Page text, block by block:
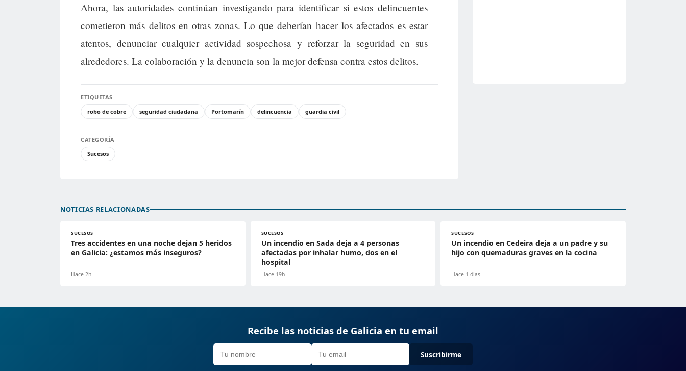
Ahora, las autoridades continúan investigando para identificar si estos delincuentes
cometieron más delitos en otras zonas. Lo que deberían hacer los afectados es estar
atentos, denunciar cualquier actividad sospechosa y reforzar la seguridad en sus
alrededores. La colaboración y la denuncia son la mejor defensa contra estos delitos.
ETIQUETAS
robo de cobre
seguridad ciudadana Portomarín delincuencia guardia civil
CATEGORÍA
Sucesos
NOTICIAS RELACIONADAS
SUCESOS
Tres accidentes en una noche dejan 5 heridos
en Galicia: ¿estamos más inseguros?
Hace 2h
SUCESOS
Un incendio en Sada deja a 4 personas
afectadas por inhalar humo, dos en el
hospital
Hace 19h
SUCESOS
Un incendio en Cedeira deja a un padre y su
hijo con quemaduras graves en la cocina
Hace 1 días
Recibe las noticias de Galicia en tu email
Suscribirme